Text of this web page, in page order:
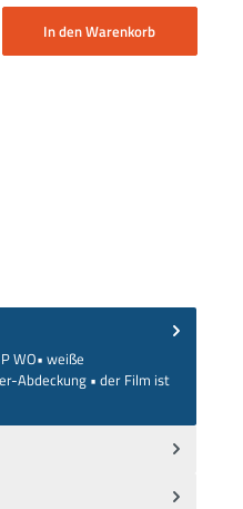
ein oder benutze die Schaltflächen um
In den Warenkorb
WO• weiße
Abdeckung • der Film ist